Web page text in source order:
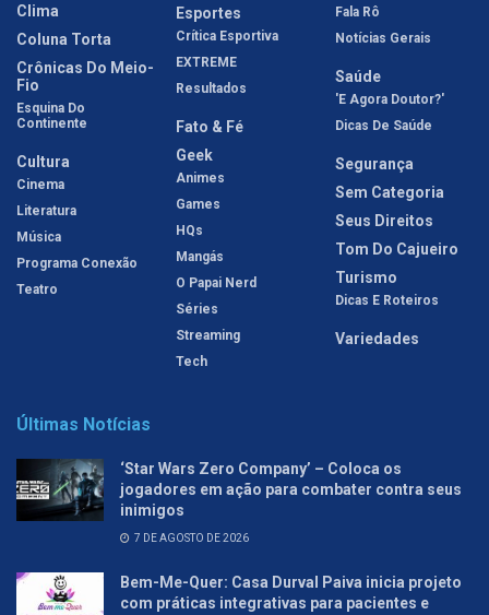
Clima
Coluna Torta
Crônicas Do Meio-
Fio
Esquina Do
Continente
Cultura
Cinema
Literatura
Música
Programa Conexão
Teatro
Esportes
Crítica Esportiva
EXTREME
Resultados
Fato & Fé
Geek
Animes
Games
HQs
Mangás
O Papai Nerd
Séries
Streaming
Tech
Fala Rô
Notícias Gerais
Saúde
'E Agora Doutor?'
Dicas De Saúde
Segurança
Sem Categoria
Seus Direitos
Tom Do Cajueiro
Turismo
Dicas E Roteiros
Variedades
Últimas Notícias
‘Star Wars Zero Company’ – Coloca os
jogadores em ação para combater contra seus
inimigos
7 DE AGOSTO DE 2026
Bem-Me-Quer: Casa Durval Paiva inicia projeto
com práticas integrativas para pacientes e